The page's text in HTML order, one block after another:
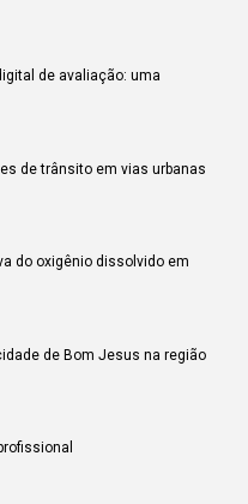
de avaliação: uma
de trânsito em vias urbanas
do oxigênio dissolvido em
de Bom Jesus na região